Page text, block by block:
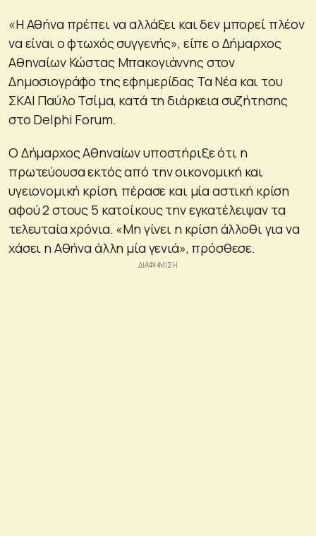
«Η Αθήνα πρέπει να αλλάξει και δεν μπορεί πλέον
να είναι ο φτωχός συγγενής», είπε ο Δήμαρχος
Αθηναίων Κώστας Μπακογιάννης στον
Δημοσιογράφο της εφημερίδας Τα Νέα και του
ΣΚΑΙ Παύλο Τσίμα, κατά τη διάρκεια συζήτησης
στο Delphi Forum.
Ο Δήμαρχος Αθηναίων υποστήριξε ότι η
πρωτεύουσα εκτός από την οικονομική και
υγειονομική κρίση, πέρασε και μία αστική κρίση
αφού 2 στους 5 κατοίκους την εγκατέλειψαν τα
τελευταία χρόνια. «Μη γίνει η κρίση άλλοθι για να
χάσει η Αθήνα άλλη μία γενιά», πρόσθεσε.